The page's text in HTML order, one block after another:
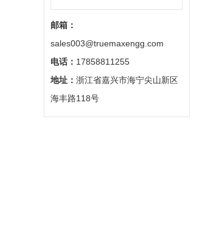
邮箱：
sales003@truemaxengg.com
电话： 17858811255
地址： 浙江省嘉兴市海宁尖山新区
海丰路118号